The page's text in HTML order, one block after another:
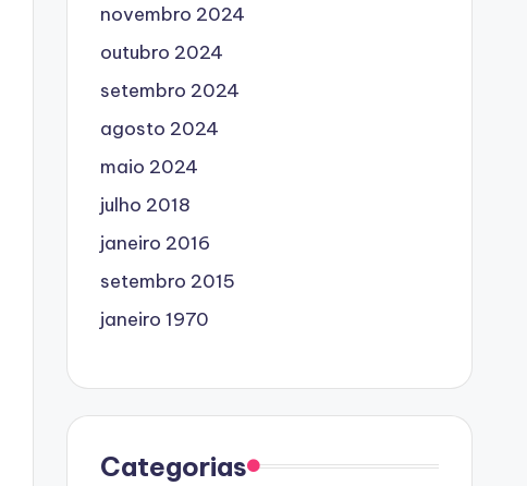
novembro 2024
outubro 2024
setembro 2024
agosto 2024
maio 2024
julho 2018
janeiro 2016
setembro 2015
janeiro 1970
Categorias